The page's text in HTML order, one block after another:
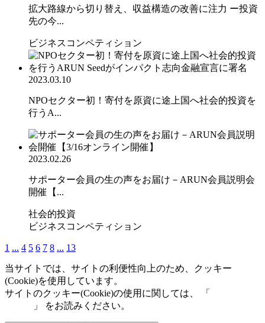
拡大路線から切り替え、収益構造の改善に注力 ー投資
先の今...
ビジネスコンペティション
2023.03.10
NPOセクター初！寄付を原資に途上国へ社会的投資を
行うA...
2023.02.26
サポーター会員の生の声をお届け－ARUN会員説明会
開催【...
社会的投資
ビジネスコンペティション
1 ... 4 5 6 7 8 ... 13
当サイトでは、サイトの利便性向上のため、クッキー
(Cookie)を使用しています。
サイトのクッキー(Cookie)の使用に関しては、 「
」 をお読みください。